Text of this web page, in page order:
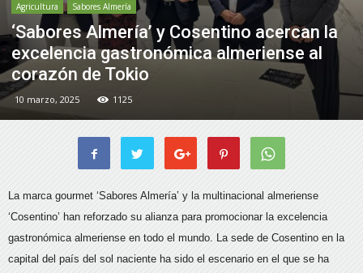
Agricultura Sabores Almería
‘Sabores Almería’ y Cosentino acercan la
excelencia gastronómica almeriense al
corazón de Tokio
10 marzo, 2025 1125
La marca gourmet ‘Sabores Almería’ y la multinacional almeriense
‘Cosentino’ han reforzado su alianza para promocionar la excelencia
gastronómica almeriense en todo el mundo. La sede de Cosentino en la
capital del país del sol naciente ha sido el escenario en el que se ha